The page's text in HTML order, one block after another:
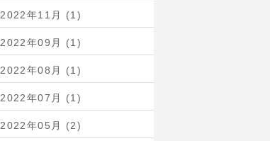
2022年11月 (1)
2022年09月 (1)
2022年08月 (1)
2022年07月 (1)
2022年05月 (2)